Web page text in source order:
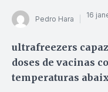
Pedro Hara 16
ultrafreezers
doses de vacinas
temperaturas